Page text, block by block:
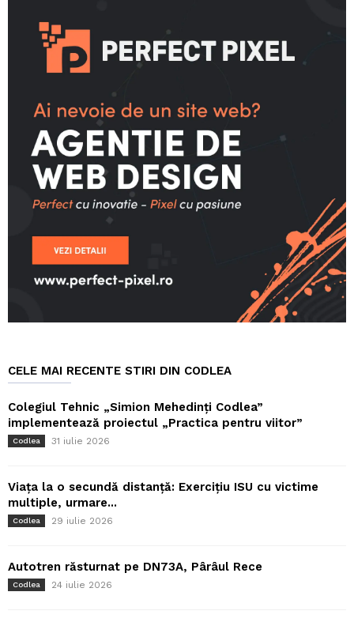
CELE MAI RECENTE STIRI DIN CODLEA
Colegiul Tehnic „Simion Mehedinți Codlea”
implementează proiectul „Practica pentru viitor”
Codlea 31 iulie 2026
Viața la o secundă distanță: Exercițiu ISU cu victime
multiple, urmare...
Codlea 29 iulie 2026
Autotren răsturnat pe DN73A, Pârâul Rece
Codlea 24 iulie 2026